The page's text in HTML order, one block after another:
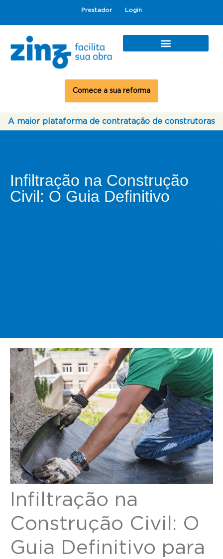
Prestador Login
Comece a sua reforma
A maior plataforma de contratação de construtoras
Infiltração na Construção
Civil: O Guia Definitivo
Infiltração na
Construção Civil: O
Guia Definitivo para